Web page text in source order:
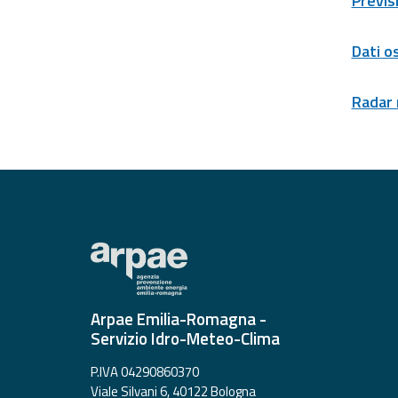
Dati
Arpae Emilia-Romagna -
Servizio Idro-Meteo-Clima
P.IVA 04290860370
Viale Silvani 6, 40122 Bologna